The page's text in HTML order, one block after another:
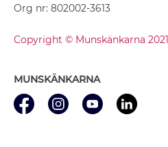
Org nr: 802002-3613
Copyright © Munskänkarna 2021
MUNSKÄNKARNA